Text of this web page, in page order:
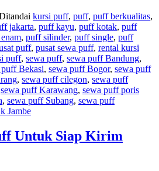
kursi puff, puff, puff berkualitas,
jakarta, puff kayu, puff kotak, puff
, puff silinder, puff single, puff
puff, pusat sewa puff, rental kursi
puff, sewa puff, sewa puff Bandung,
Bekasi, sewa puff Bogor, sewa puff
, sewa puff cilegon, sewa puff
sewa puff Karawang, sewa puff poris
, sewa puff Subang, sewa puff
Jambe
Untuk Siap Kirim